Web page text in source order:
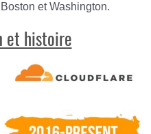
et Washington.
et histoire